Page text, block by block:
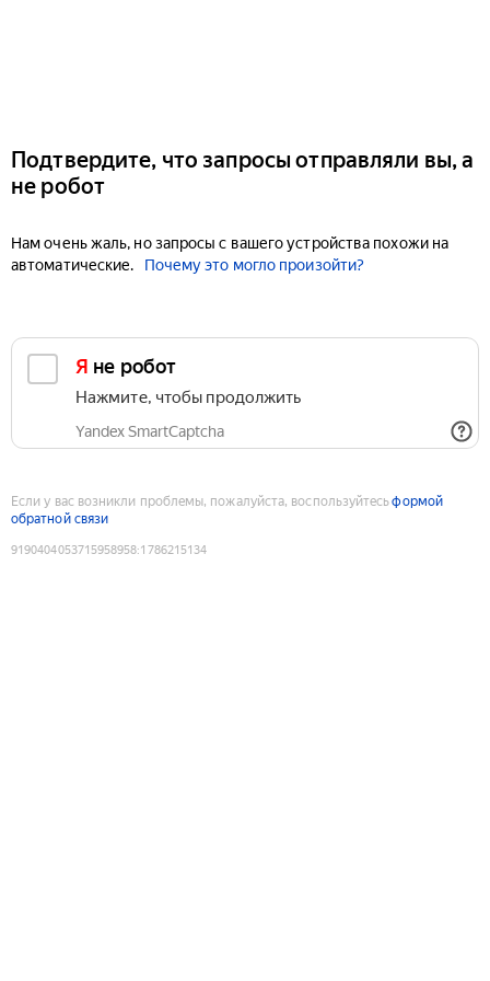
Подтвердите, что запросы отправляли вы, а
не робот
Нам очень жаль, но запросы с вашего устройства похожи на
автоматические.
Почему это могло произойти?
Я не робот
Нажмите, чтобы продолжить
Yandex SmartCaptcha
Если у вас возникли проблемы, пожалуйста, воспользуйтесьформой
обратной связи
9190404053715958958:1786215134